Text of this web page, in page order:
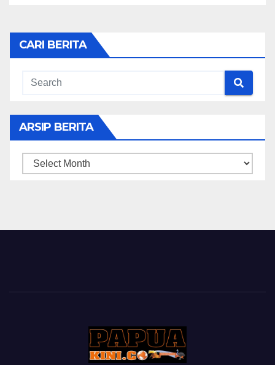
CARI BERITA
ARSIP BERITA
ARSIP